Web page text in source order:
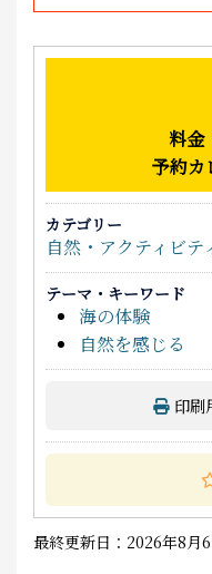
料金
予約カ
カテゴリー
自然・アクティビテ
テーマ・キーワード
海の体験
自然を感じる
印刷
最終更新日：2026年8月